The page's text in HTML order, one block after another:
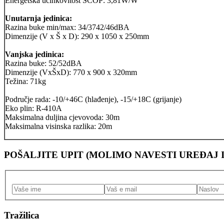
Unutarnja jedinica:
Razina buke min/max: 34/3742/46dBA
Dimenzije (V x Š x D): 290 x 1050 x 250mm
Vanjska jedinica:
Razina buke: 52/52dBA
Dimenzije (VxŠxD): 770 x 900 x 320mm
Težina: 71kg
Područje rada: -10/+46C (hlađenje), -15/+18C (grijanje)
Eko plin: R-410A
Maksimalna duljina cjevovoda: 30m
Maksimalna visinska razlika: 20m
POŠALJITE UPIT (MOLIMO NAVESTI UREĐAJ
Tražilica